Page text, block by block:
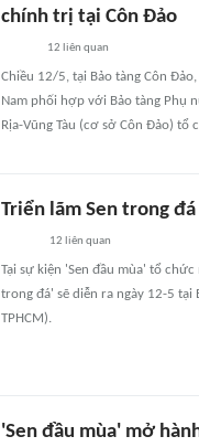
chính trị tại Côn Đảo
12 liên quan
Chiều 12/5, tại Bảo tàng Côn
Nam phối hợp với Bảo tàng Phụ
Rịa-Vũng Tàu (cơ sở Côn Đảo) tổ
Triển lãm Sen trong
12 liên quan
Tại sự kiện 'Sen đầu mùa' tổ
trong đá' sẽ diễn ra ngày 12-5 tại
TPHCM).
'Sen đầu mùa' mở